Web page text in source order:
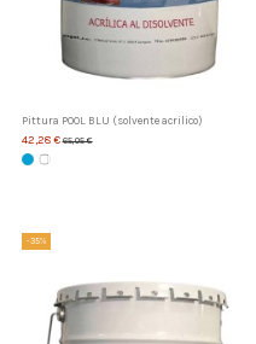
Pittura POOL BLU (solvente acrilico)
42,28 €65,05 €
-35%